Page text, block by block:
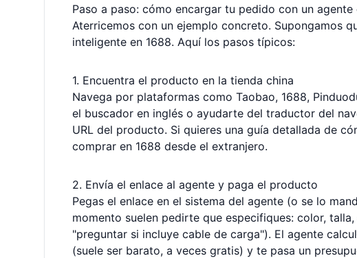
Paso a paso: cómo encargar tu pedido con un
Aterricemos con un ejemplo concreto. Supongamos
inteligente en 1688. Aquí los pasos típicos:
1. Encuentra el producto en la tienda china
Navega por plataformas como Taobao, 1688,
el buscador en inglés o ayudarte del traductor del
URL del producto. Si quieres una guía detallada de
comprar en 1688 desde el extranjero.
2. Envía el enlace al agente y paga el producto
Pegas el enlace en el sistema del agente (o se lo
momento suelen pedirte que especifiques: color,
"preguntar si incluye cable de carga"). El agente
(suele ser barato, a veces gratis) y te pasa un